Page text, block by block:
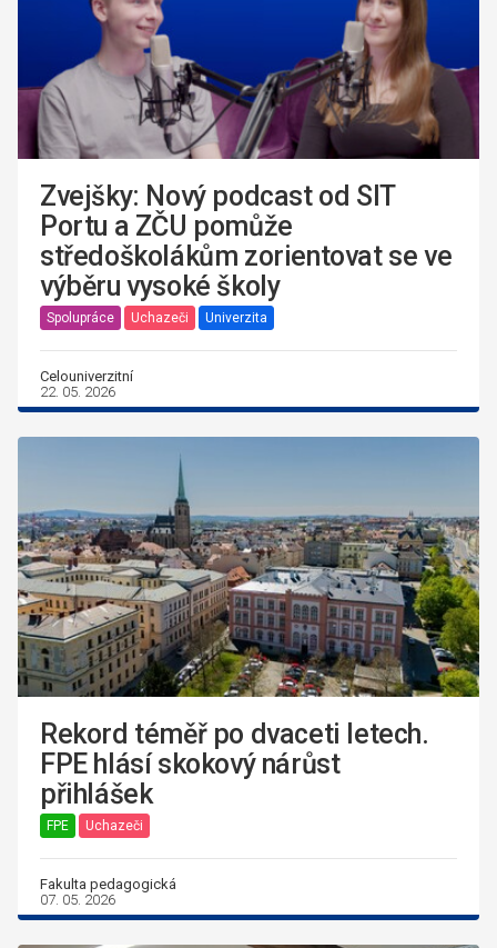
Zvejšky: Nový podcast od SIT
Portu a ZČU pomůže
středoškolákům zorientovat se ve
výběru vysoké školy
Spolupráce Uchazeči Univerzita
Celouniverzitní
22. 05. 2026
Rekord téměř po dvaceti letech.
FPE hlásí skokový nárůst
přihlášek
FPE Uchazeči
Fakulta pedagogická
07. 05. 2026